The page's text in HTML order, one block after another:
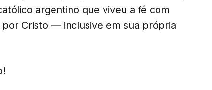
argentino que viveu a fé com
Cristo — inclusive em sua própria